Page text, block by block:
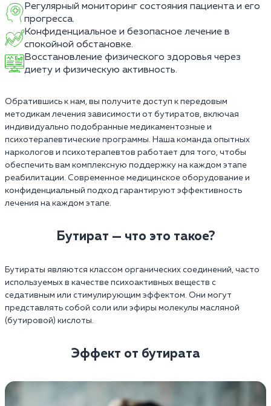
Регулярный мониторинг состояния пациента и его
прогресса.
Конфиденциальное и безопасное лечение в
спокойной обстановке.
Восстановление физического здоровья через
диету и физическую активность.
Обратившись к нам, вы получите доступ к передовым
методикам лечения зависимости от бутиратов, включая
индивидуально подобранные медикаментозные и
психотерапевтические программы. Наша команда опытных
наркологов и психотерапевтов работает для того, чтобы
обеспечить вам комплексную поддержку на каждом этапе
реабилитации. Современное медицинское оборудование и
конфиденциальный подход гарантируют эффективность
лечения на каждом этапе.
Бутират — что это такое?
Бутираты являются классом органических соединений, часто
используемых в качестве психоактивных веществ с
седативным или стимулирующим эффектом. Они могут
представлять собой соли или эфиры молекулы масляной
(бутировой) кислоты.
Эффект от бутирата